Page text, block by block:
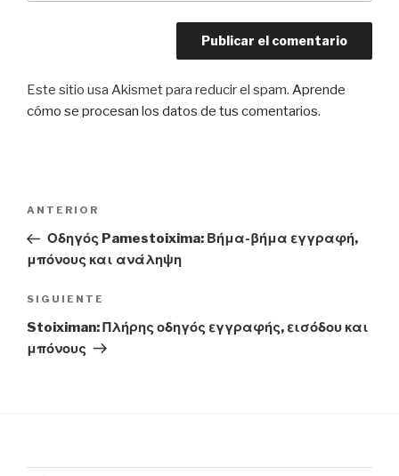
Este sitio usa Akismet para reducir el spam. Aprende
cómo se procesan los datos de tus comentarios.
entradas
Entrada
anterior:
ANTERIOR
Οδηγός Pamestoixima: Βήμα-βήμα εγγραφή,
μπόνους και ανάληψη
Siguiente
entrada
SIGUIENTE
Stoiximan: Πλήρης οδηγός εγγραφής, εισόδου και
μπόνους